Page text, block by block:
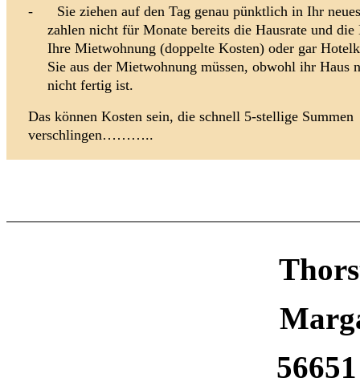
-
Sie ziehen auf den Tag genau pünktlich in Ihr
zahlen nicht für Monate bereits die Hausrate und
Ihre Mietwohnung (doppelte Kosten) oder gar
Sie aus der Mietwohnung müssen, obwohl ihr Haus
nicht fertig ist.
Das können Kosten sein, die schnell 5-stellige Summen
verschlingen………..